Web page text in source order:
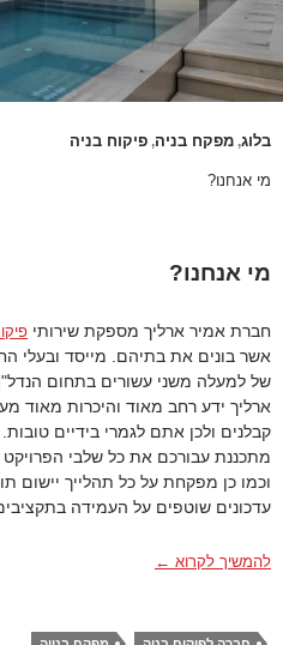
בלוג, מפקח בניה, פיקוח בניה
מי אנחנו?
מי אנחנו?
חברת אמיר ארליך מספקת שירותי
אשר בונים את בתיהם. מייסד ובעלי
של למעלה משני עשורים בתחום
ארליך ידע רחב מאוד והיכרות מאוד
קבלנים ולכן אתם לגמרי בידיים
מתכננת עבורכם את כל שלבי
וכמו כן מפקחת על כל תהלייך יישום
עדכונים שוטפים על העמידה
להמשיך לקרוא מי אנחנו?←